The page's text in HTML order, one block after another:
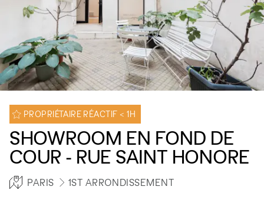
PROPRIÉTAIRE RÉACTIF < 1H
SHOWROOM EN FOND DE
COUR - RUE SAINT HONORE
PARIS 1ST ARRONDISSEMENT